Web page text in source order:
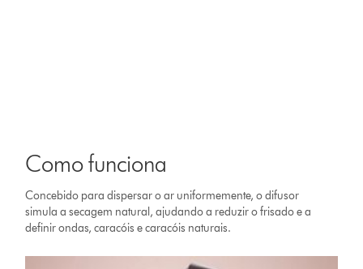
Como funciona
Concebido para dispersar o ar uniformemente, o difusor
simula a secagem natural, ajudando a reduzir o frisado e a
definir ondas, caracóis e caracóis naturais.